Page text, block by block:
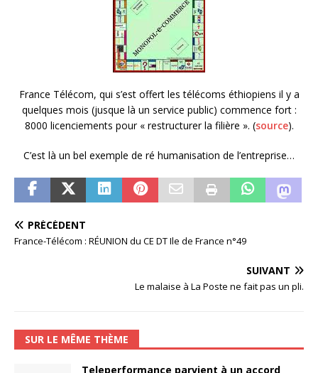
France Télécom, qui s’est offert les télécoms éthiopiens il y a
quelques mois (jusque là un service public) commence fort :
8000 licenciements pour « restructurer la filière ». (source).
C’est là un bel exemple de ré humanisation de l’entreprise…
PRÉCÉDENT
France-Télécom : RÉUNION du CE DT Ile de France n°49
SUIVANT
Le malaise à La Poste ne fait pas un pli.
SUR LE MÊME THÈME
Teleperformance parvient à un accord